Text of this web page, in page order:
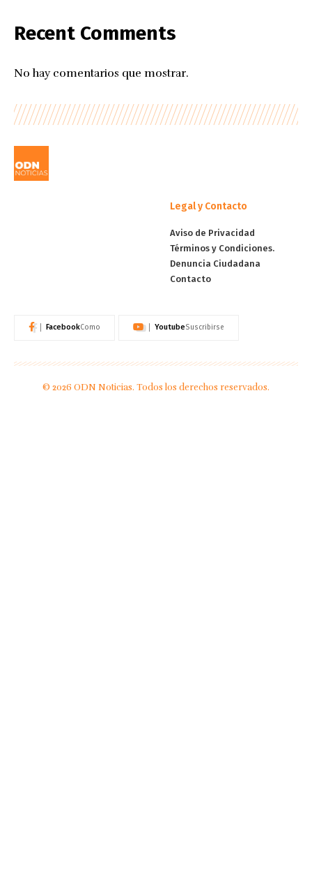
Recent Comments
No hay comentarios que mostrar.
Legal y Contacto
Aviso de Privacidad
Términos y Condiciones.
Denuncia Ciudadana
Contacto
FacebookComo YoutubeSuscribirse
© 2026 ODN Noticias. Todos los derechos reservados.